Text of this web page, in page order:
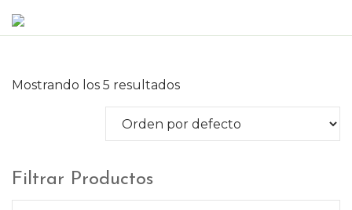
Mostrando los 5 resultados
Filtrar Productos